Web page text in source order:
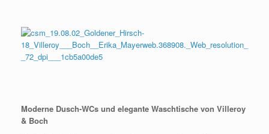
Moderne Dusch-WCs und elegante Waschtische von Villeroy
& Boch